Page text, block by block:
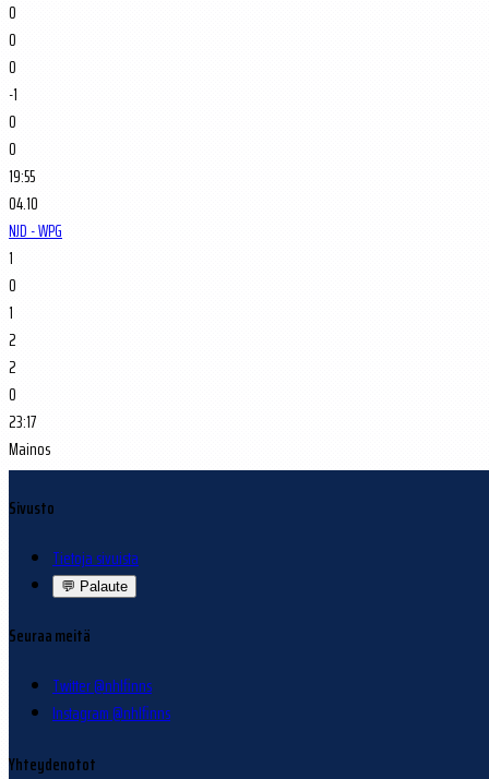
0
0
0
-1
0
0
19:55
04.10
NJD - WPG
1
0
1
2
2
0
23:17
Mainos
Sivusto
Tietoja sivuista
💬 Palaute
Seuraa meitä
Twitter @nhlfinns
Instagram @nhlfinns
Yhteydenotot